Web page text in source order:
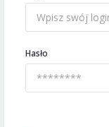
Hasło